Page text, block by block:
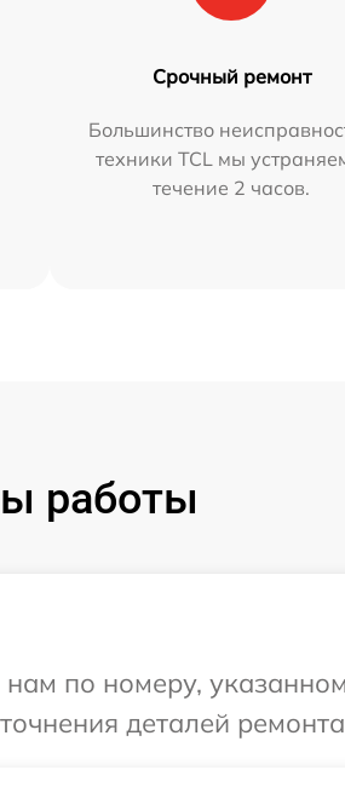
Срочный ремонт
Большинство
техники TCL мы
течение 2 часов.
работы
по номеру,
деталей